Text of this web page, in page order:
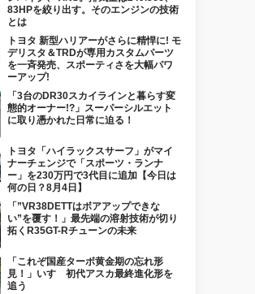
83HPを絞り出す。そのエンジンの技術
とは
トヨタ 新型ハリアーがさらに精悍に! モ
デリスタ＆TRDが専用カスタムパーツ
を一斉発売、スポーティさを大幅パワ
ーアップ!
「3台のDR30スカイラインと暮らす変
態的オーナー!?」スーパーシルエット
に取り憑かれた日常に迫る！
トヨタ「ハイラックスサーフ」がマイ
ナーチェンジで「スポーツ・ランナ
ー」を230万円で3代目に追加【今日は
何の日？8月4日】
「”VR38DETTはボアアップできな
い”を覆す！」最先端の溶射技術が切り
拓くR35GT-Rチューンの未来
「これぞ国産ターボ黄金期の忘れ形
見！」いすゞ初代アスカ最終進化形を
追う